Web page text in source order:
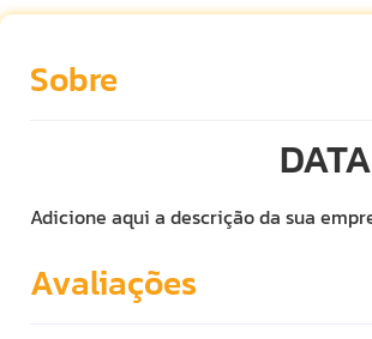
Sobre
Adicione aqui a descrição da sua
Avaliações